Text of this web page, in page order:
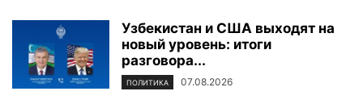
Узбекистан и США выходят на
новый уровень: итоги
разговора...
ПОЛИТИКА 07.08.2026